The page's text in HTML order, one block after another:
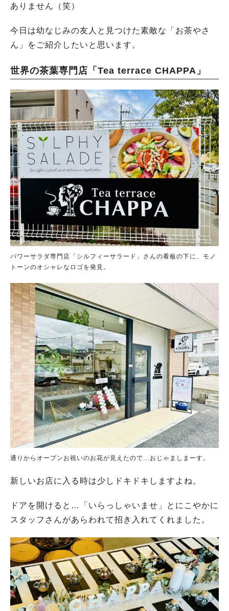
ありません（笑）
今日は幼なじみの友人と見つけた素敵な「お茶やさ
ん」をご紹介したいと思います。
世界の茶葉専門店「Tea terrace CHAPPA」
パワーサラダ専門店「シルフィーサラード」さんの看板の下に、モノ
トーンのオシャレなロゴを発見。
通りからオープンお祝いのお花が見えたので…おじゃましまーす。
新しいお店に入る時は少しドキドキしますよね。
ドアを開けると…「いらっしゃいませ」とにこやかに
スタッフさんがあらわれて招き入れてくれました。